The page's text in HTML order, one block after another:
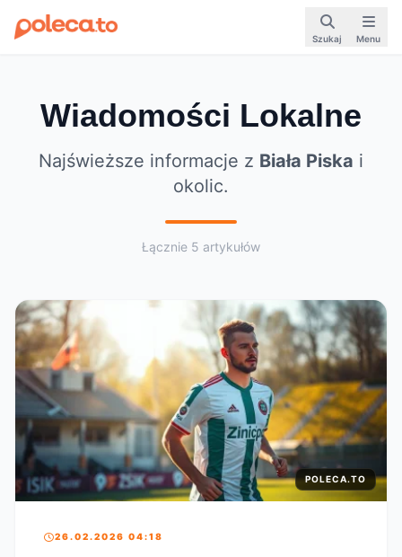
Szukaj Menu
Wiadomości Lokalne
Najświeższe informacje z Biała Piska i
okolic.
Łącznie 5 artykułów
POLECA.TO
26.02.2026 04:18